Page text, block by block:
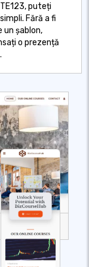
puteți
Fără a fi
un șablon,
o prezență